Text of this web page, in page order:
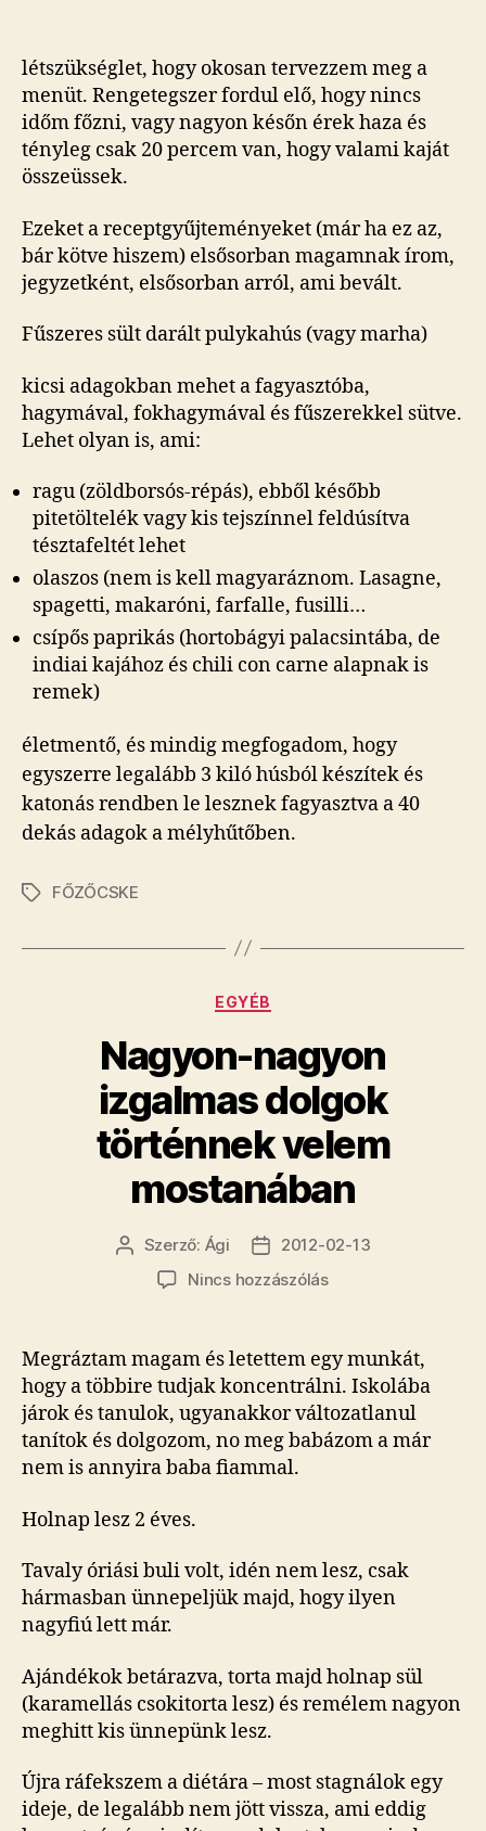
életünk
bejegyzéshez
létszükséglet, hogy okosan tervezzem meg a
menüt. Rengetegszer fordul elő, hogy nincs
időm főzni, vagy nagyon későn érek haza és
tényleg csak 20 percem van, hogy valami kaját
összeüssek.
Ezeket a receptgyűjteményeket (már ha ez az,
bár kötve hiszem) elsősorban magamnak írom,
jegyzetként, elsősorban arról, ami bevált.
Fűszeres sült darált pulykahús (vagy marha)
kicsi adagokban mehet a fagyasztóba,
hagymával, fokhagymával és fűszerekkel sütve.
Lehet olyan is, ami:
ragu (zöldborsós-répás), ebből később
pitetöltelék vagy kis tejszínnel feldúsítva
tésztafeltét lehet
olaszos (nem is kell magyaráznom. Lasagne,
spagetti, makaróni, farfalle, fusilli…
csípős paprikás (hortobágyi palacsintába, de
indiai kajához és chili con carne alapnak is
remek)
életmentő, és mindig megfogadom, hogy
egyszerre legalább 3 kiló húsból készítek és
katonás rendben le lesznek fagyasztva a 40
dekás adagok a mélyhűtőben.
CímkékFŐZŐCSKE
Kategóriák
EGYÉB
Nagyon-nagyon
izgalmas dolgok
történnek velem
mostanában
Bejegyzés
szerzője
Szerző: Ági
Bejegyzés
dátuma
2012-02-13
Nincs hozzászólása(z)
izgalmas
dolgok
történnek
velem
mostanában
Megráztam magam és letettem egy munkát,
hogy a többire tudjak koncentrálni. Iskolába
járok és tanulok, ugyanakkor változatlanul
tanítok és dolgozom, no meg babázom a már
nem is annyira baba fiammal.
Holnap lesz 2 éves.
Tavaly óriási buli volt, idén nem lesz, csak
hármasban ünnepeljük majd, hogy ilyen
nagyfiú lett már.
Ajándékok betárazva, torta majd holnap sül
(karamellás csokitorta lesz) és remélem nagyon
meghitt kis ünnepünk lesz.
Újra ráfekszem a diétára – most stagnálok egy
ideje, de legalább nem jött vissza, ami eddig